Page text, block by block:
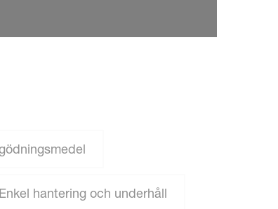
Enkel hantering och underhåll